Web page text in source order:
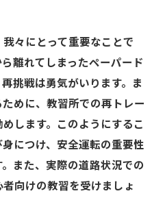
々にとって重要なことで
離れてしまったペーパード
挑戦は勇気がいります。ま
めに、教習所での再トレー
します。このようにするこ
につけ、安全運転の重要性
また、実際の道路状況での
向けの教習を受けましょ